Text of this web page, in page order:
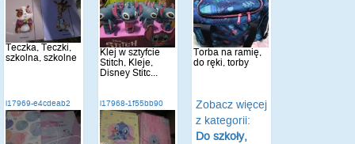
Teczka, Teczki,
szkolna, szkolne
Klej w sztyfcie
Stitch, Kleje,
Disney Stitc...
Torba na ramię,
do ręki, torby
i17969-e4cdeab2 i17968-1f55bb90
Zobacz więcej
z kategorii:
Do szkoły,